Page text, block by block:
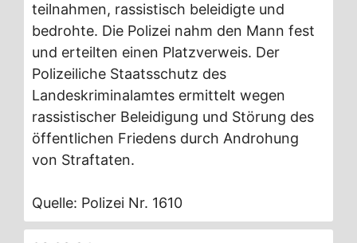
teilnahmen, rassistisch beleidigte und
bedrohte. Die Polizei nahm den Mann fest
und erteilten einen Platzverweis. Der
Polizeiliche Staatsschutz des
Landeskriminalamtes ermittelt wegen
rassistischer Beleidigung und Störung des
öffentlichen Friedens durch Androhung
von Straftaten.
Quelle: Polizei Nr. 1610